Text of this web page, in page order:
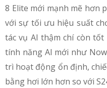
8 Elite mới mạnh mẽ hơn
với sự tối ưu hiệu suất
tác vụ AI thậm chí còn
tính năng AI mới như
trì hoạt động ổn định,
bằng hơi lớn hơn so với